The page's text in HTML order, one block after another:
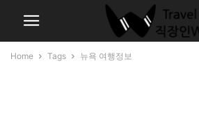
Home Tags 뉴욕 여행정보